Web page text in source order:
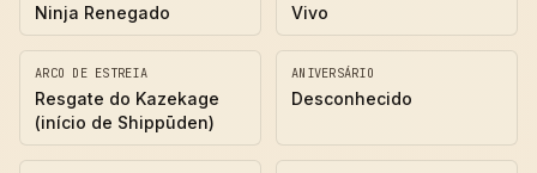
Ninja Renegado Vivo
ARCO DE ESTREIA
Resgate do Kazekage
(início de Shippūden)
ANIVERSÁRIO
Desconhecido